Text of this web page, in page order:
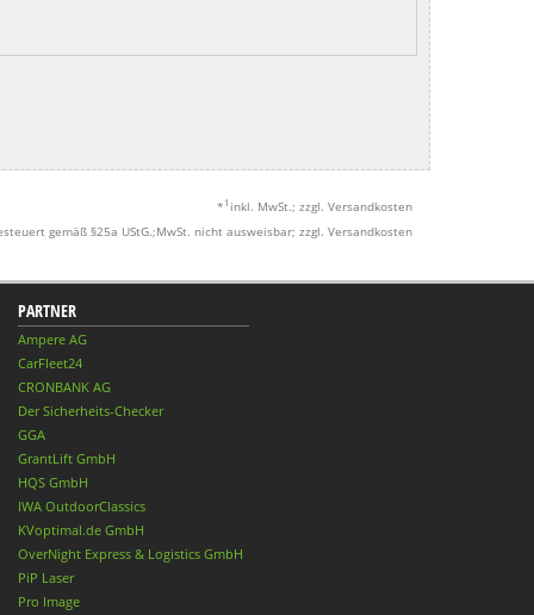
* 1 inkl. MwSt.; zzgl. Versandkosten
gemäß §25a UStG.;MwSt. nicht ausweisbar; zzgl. Versandkosten
PARTNER
Ampere AG
CarFleet24
CRONBANK AG
Der Sicherheits-Checker
GGA
GrantLift GmbH
HQS GmbH
IWA OutdoorClassics
KVoptimal.de GmbH
OverNight Express & Logistics GmbH
PiP Laser
Pro Image